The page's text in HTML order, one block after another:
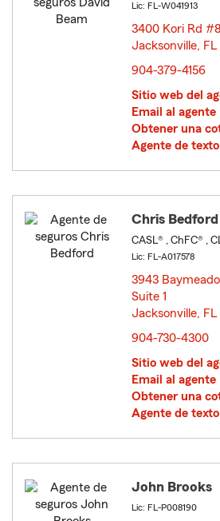
Lic: FL-W041913
3400 Kori Rd #8
Jacksonville, FL
904-379-4156
Sitio web del
Email al agente
Obtener una
Agente de texto
Chris Bedford
CASL® , ChFC® ,
Lic: FL-A017578
3943
Suite 1
Jacksonville, FL
904-730-4300
Sitio web del
Email al agente
Obtener una
Agente de texto
John Brooks
Lic: FL-P008190